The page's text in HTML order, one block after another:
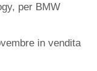
per BMW
in vendita